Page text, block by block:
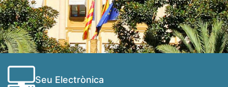
Seu Electrònica